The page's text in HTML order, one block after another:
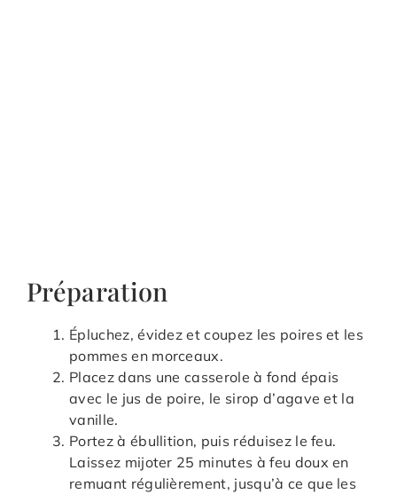
Préparation
Épluchez, évidez et coupez les poires et les
pommes en morceaux.
Placez dans une casserole à fond épais
avec le jus de poire, le sirop d’agave et la
vanille.
Portez à ébullition, puis réduisez le feu.
Laissez mijoter 25 minutes à feu doux en
remuant régulièrement, jusqu’à ce que les